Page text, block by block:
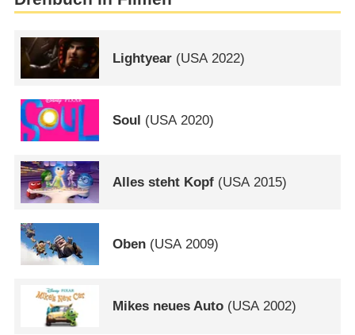
Lightyear (USA 2022)
Soul (USA 2020)
Alles steht Kopf (USA2015)
Oben (USA2009)
Mikes neues Auto (USA2002)